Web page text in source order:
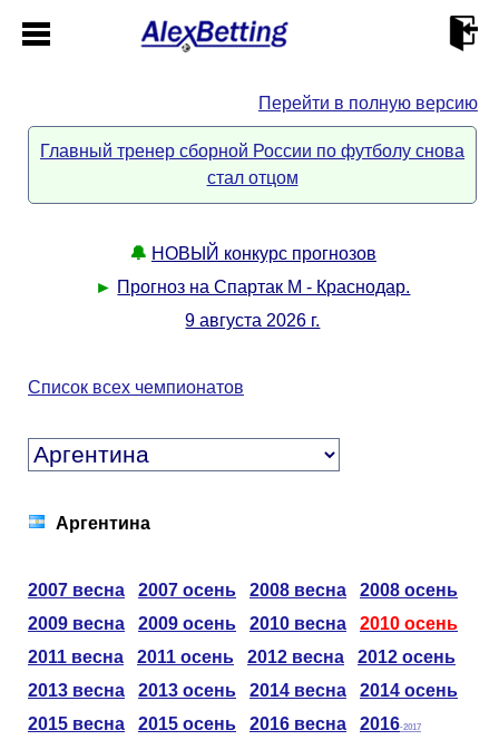
Описание
Новости
Партнёрка
Прогнозы
Статистика
Серии
Лига Чемпионов
Лига Европы
►
Инструменты
Поиск команд
Telegram Bot
Перейти в полную версию
Главный тренер сборной России по футболу снова
стал отцом
🔔 НОВЫЙ конкурс прогнозов
► Прогноз на Спартак М - Краснодар.
9 августа 2026 г.
Список всех чемпионатов
Аргентина
2007 весна 2007 осень 2008 весна
2008 осень
2009 весна
2009 осень 2010 весна
2010 осень
2011 весна
2011 осень 2012 весна
2012 осень
2013 весна
2013 осень 2014 весна
2014 осень
2015 весна
2015 осень 2016 весна 2016-2017